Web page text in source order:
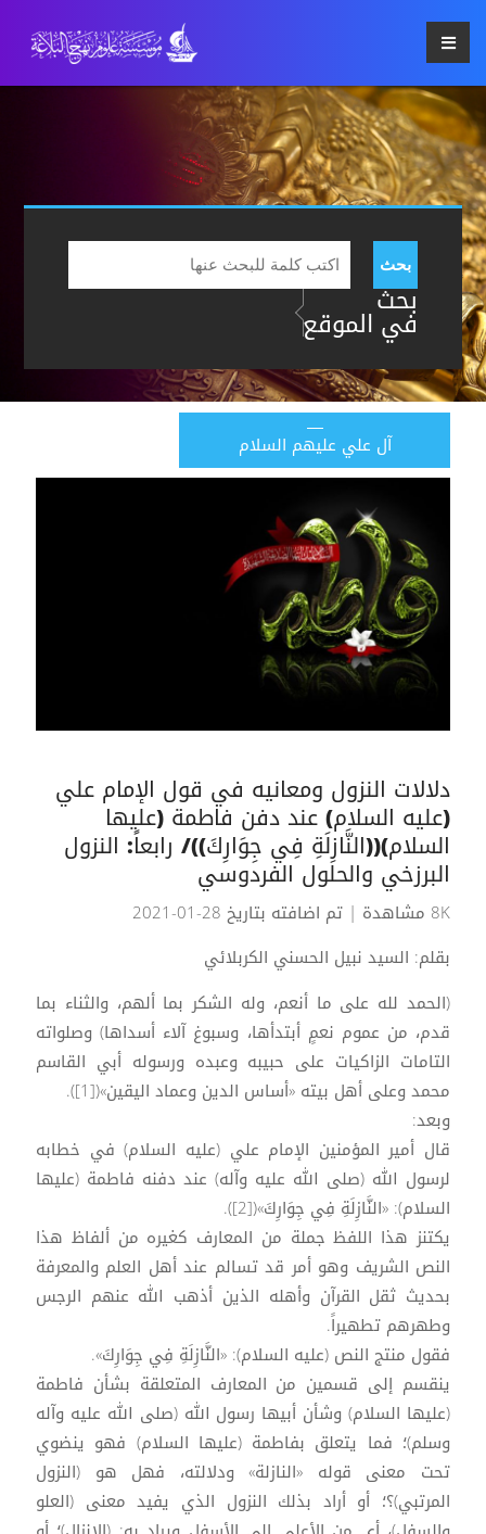
بحث
بحث
في الموقع
آل علي عليهم السلام
دلالات النزول ومعانيه في قول الإمام علي
(عليه السلام) عند دفن فاطمة (عليها
السلام)((النَّازِلَةِ فِي جِوَارِكَ))/ رابعاً: النزول
البرزخي والحلول الفردوسي
8K مشاهدة
| تم اضافته بتاريخ 28-01-2021
بقلم: السيد نبيل الحسني الكربلائي
(الحمد لله على ما أنعم، وله الشكر بما ألهم، والثناء بما
قدم، من عموم نعمٍ أبتدأها، وسبوغ آلاء أسداها) وصلواته
التامات الزاكيات على حبيبه وعبده ورسوله أبي القاسم
محمد وعلى أهل بيته «أساس الدين وعماد اليقين»([1]).
وبعد:
قال أمير المؤمنين الإمام علي (عليه السلام) في خطابه
لرسول الله (صلى الله عليه وآله) عند دفنه فاطمة (عليها
السلام): «النَّازِلَةِ فِي جِوَارِكَ»([2]).
يكتنز هذا اللفظ جملة من المعارف كغيره من ألفاظ هذا
النص الشريف وهو أمر قد تسالم عند أهل العلم والمعرفة
بحديث ثقل القرآن وأهله الذين أذهب الله عنهم الرجس
وطهرهم تطهيراً.
فقول منتج النص (عليه السلام): «النَّازِلَةِ فِي جِوَارِكَ».
ينقسم إلى قسمين من المعارف المتعلقة بشأن فاطمة
(عليها السلام) وشأن أبيها رسول الله (صلى الله عليه وآله
وسلم)؛ فما يتعلق بفاطمة (عليها السلام) فهو ينضوي
تحت معنى قوله «النازلة» ودلالته، فهل هو (النزول
المرتبي)؟؛ أو أراد بذلك النزول الذي يفيد معنى (العلو